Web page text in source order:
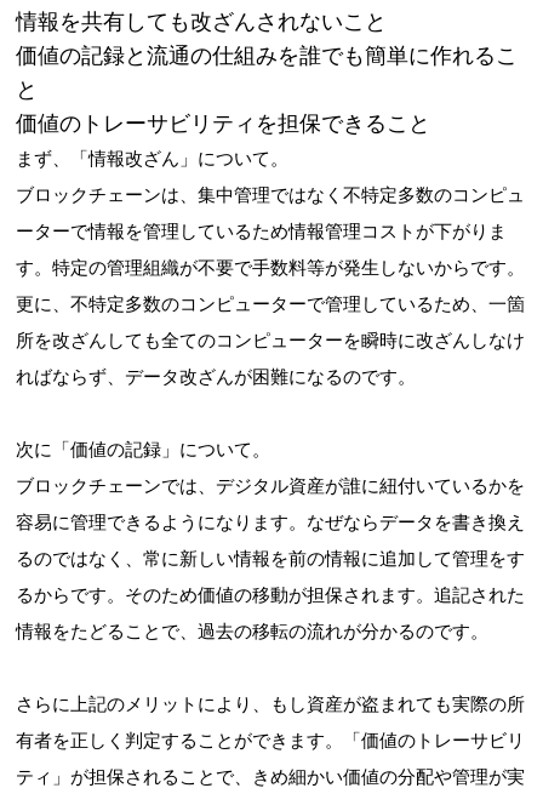
情報を共有しても改ざんされないこと
価値の記録と流通の仕組みを誰でも簡単に作れるこ
と
価値のトレーサビリティを担保できること
まず、「情報改ざん」について。
ブロックチェーンは、集中管理ではなく不特定多数のコンピュ
ーターで情報を管理しているため情報管理コストが下がりま
す。特定の管理組織が不要で手数料等が発生しないからです。
更に、不特定多数のコンピューターで管理しているため、一箇
所を改ざんしても全てのコンピューターを瞬時に改ざんしなけ
ればならず、データ改ざんが困難になるのです。
次に「価値の記録」について。
ブロックチェーンでは、デジタル資産が誰に紐付いているかを
容易に管理できるようになります。なぜならデータを書き換え
るのではなく、常に新しい情報を前の情報に追加して管理をす
るからです。そのため価値の移動が担保されます。追記された
情報をたどることで、過去の移転の流れが分かるのです。
さらに上記のメリットにより、もし資産が盗まれても実際の所
有者を正しく判定することができます。「価値のトレーサビリ
ティ」が担保されることで、きめ細かい価値の分配や管理が実